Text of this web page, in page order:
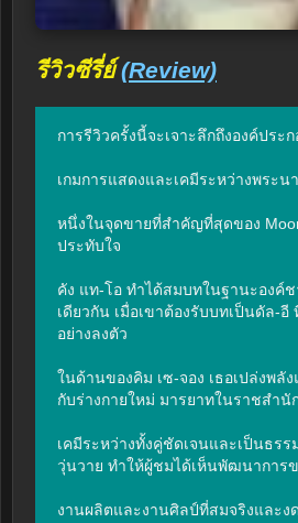
รีวิวซีรี่ย์(Review)
การรีวิวครั้งนี้จะเจาะลึกถึงองค์ประ
เกมการแสดงและเคมีระหว่างพระน
หนึ่งในจุดขายที่สำคัญที่สุดของ
ประทับใจ
คัง แท-โอ ทำได้สมบทในฐานะองค์
เดียวกัน เมื่อเขาต้องรับบทเป็นดัล
อย่างลงตัว
ในด้านของคิม เซ-จอง เธอเปล่งพ
กับร่างกายใหม่ มารยาทในราชสำ
เคมีระหว่างทั้งคู่ชัดเจนและเป็นธ
วุ่นวาย ทำให้ผู้ชมได้เห็นพัฒนาการ
งานผลิตและงานศิลป์ที่สมจริงและง